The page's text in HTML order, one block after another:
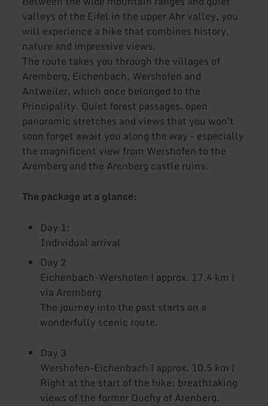
valleys of the Eifel in the upper Ahr valley, you
will experience a hike that combines history,
nature and impressive views.
The route takes you through the villages of
Aremberg, Eichenbach, Wershofen and
Antweiler, which once belonged to the
Principality. Quiet forest passages, open
panoramic stretches and views that you won't
soon forget await you along the way - especially
the magnificent view from Wershofen to the
Aremberg and the Arenberg castle ruins.
The package at a glance:
Day 1:
Individual arrival
Day 2
Eichenbach-Wershofen | approx. 17.4 km |
via Aremberg
The journey into the past starts on a
wonderfully scenic route.
Day 3
Wershofen-Eichenbach | approx. 10.5 km |
Right at the start of the hike: breathtaking
views of the former Duchy of Arenberg.